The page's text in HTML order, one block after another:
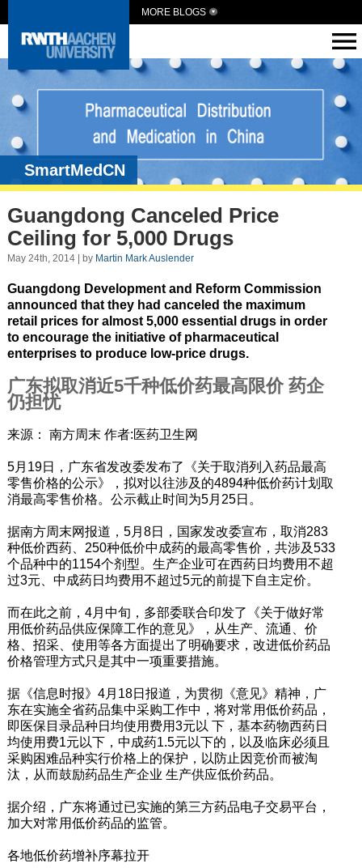
MORE BLOGS
SmartMedCN
Guangdong Canceled Price
Ceiling for 5,000 Drugs
May 24th, 2014 | by Martin Mark Auslender
Guangdong Development and Reform Commission
announced that they had canceled the maximum
retail prices for almost 5,000 essential drugs in order
to encourage the initiative of pharmaceutical
enterprises to produce low-price drugs.
广东拟取消近5千种低价药最高限价 药企
仍担忧
来源： 南方周末 作者:医药卫生网
5月19日，广东省发改委发布了《关于取消列入药品最高
零售价格的公示》，拟对以往涉及的4894种低价药计划取
消最高零售价格。公示截止时间为5月25日。
据南方周末网报道，5月8日，国家发改委宣布，取消283
种低价西药、250种低价中成药的最高零售价，共涉及533
个品种中的1154个剂型。生产企业可在西药日均费用不超
过3元、中成药日均费用不超过5元的前提下自主定价。
而在此之前，4月中旬，多部委联合印发了《关于做好常
用低价药品供应保障工作的意见》，从生产、流通、价
格、招采、使用等各方面提出了明确要求，改进低价药品
价格管理方式只是其中一项重要措施。
据《信息时报》4月18日报道，为贯彻《意见》精神，广
东在实施全省药品集中采购工作中，将对常用低价药品，
即医保目录品种日均使用费用3元以 下，基本药物西药日
均使用费1元以下，中成药1.5元以下的，以及临床必须且
采购困难品种实行价格上的保护，以防止因竞价而被淘
汰，从而鼓励药品生产企业 生产供应低价药品。
据介绍，广东将通过已实施的第三方药品电子交易平台，
加大对常用低价药品的监管。
各地低价药增补序幕拉开